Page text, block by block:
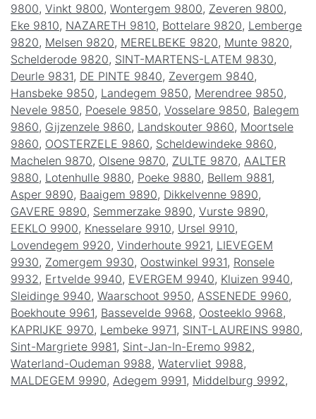
9800, Vinkt 9800, Wontergem 9800, Zeveren 9800,
Eke 9810, NAZARETH 9810, Bottelare 9820, Lemberge
9820, Melsen 9820, MERELBEKE 9820, Munte 9820,
Schelderode 9820, SINT-MARTENS-LATEM 9830,
Deurle 9831, DE PINTE 9840, Zevergem 9840,
Hansbeke 9850, Landegem 9850, Merendree 9850,
Nevele 9850, Poesele 9850, Vosselare 9850, Balegem
9860, Gijzenzele 9860, Landskouter 9860, Moortsele
9860, OOSTERZELE 9860, Scheldewindeke 9860,
Machelen 9870, Olsene 9870, ZULTE 9870, AALTER
9880, Lotenhulle 9880, Poeke 9880, Bellem 9881,
Asper 9890, Baaigem 9890, Dikkelvenne 9890,
GAVERE 9890, Semmerzake 9890, Vurste 9890,
EEKLO 9900, Knesselare 9910, Ursel 9910,
Lovendegem 9920, Vinderhoute 9921, LIEVEGEM
9930, Zomergem 9930, Oostwinkel 9931, Ronsele
9932 , Ertvelde 9940, EVERGEM 9940, Kluizen 9940,
Sleidinge 9940, Waarschoot 9950, ASSENEDE 9960,
Boekhoute 9961, Bassevelde 9968, Oosteeklo 9968,
KAPRIJKE 9970, Lembeke 9971, SINT-LAUREINS 9980,
Sint-Margriete 9981, Sint-Jan-In-Eremo 9982 ,
Waterland-Oudeman 9988, Watervliet 9988,
MALDEGEM 9990, Adegem 9991, Middelburg 9992 ,